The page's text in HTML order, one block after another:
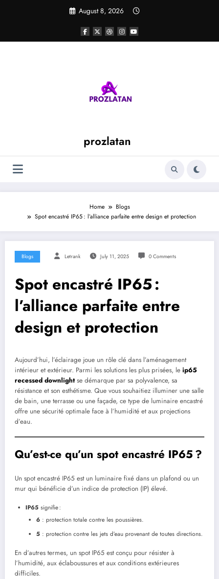
August 8, 2026
prozlatan
Home
Blogs
Spot encastré IP65 : l’alliance parfaite entre design et protection
Blogs Letrank July 11, 2025 0 Comments
Spot encastré IP65 :
l’alliance parfaite entre
design et protection
Aujourd’hui, l’éclairage joue un rôle clé dans l’aménagement
intérieur et extérieur. Parmi les solutions les plus prisées, le ip65
recessed downlightse démarque par sa polyvalence, sa
résistance et son esthétisme. Que vous souhaitiez illuminer une salle
de bain, une terrasse ou une façade, ce type de luminaire encastré
offre une sécurité optimale face à l’humidité et aux projections
d’eau.
Qu’est-ce qu’un spot encastré IP65 ?
Un spot encastré IP65 est un luminaire fixé dans un plafond ou un
mur qui bénéficie d’un indice de protection (IP) élevé.
IP65 signifie :
6 : protection totale contre les poussières.
5 : protection contre les jets d’eau provenant de toutes directions.
En d’autres termes, un spot IP65 est conçu pour résister à
l’humidité, aux éclaboussures et aux conditions extérieures
difficiles.